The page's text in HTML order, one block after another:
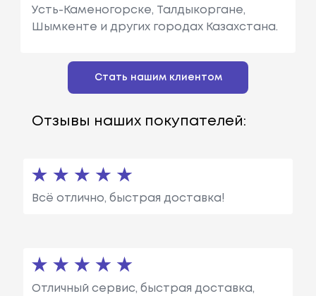
Усть-Каменогорске, Талдыкоргане,
Шымкенте и других городах Казахстана.
Стать нашим клиентом
Отзывы наших покупателей:
Всё отлично, быстрая доставка!
Отличный сервис, быстрая доставка,